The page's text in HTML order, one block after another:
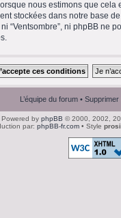
nous estimons que cela
stockées dans notre base
“Ventsombre”, ni phpBB ne
L’équipe du forum •
Powered by phpBB © 2000, 2002,
par: phpBB-fr.com• Style